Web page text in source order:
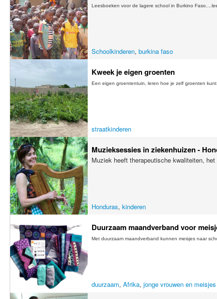
Leesboeken voor de lagere school in Burkino
Schoolkinderen, burkina faso
Kweek je eigen groenten
Een eigen groententuin, leren hoe je zelf groenten
straatkinderen
Muzieksessies in ziekenhuizen -
Muziek heeft therapeutische kwaliteiten,
Honduras, kinderen
Duurzaam maandverband voor
Met duurzaam maandverband kunnen meisjes naar
duurzaam, Afrika, jonge vrouwen en meisjes